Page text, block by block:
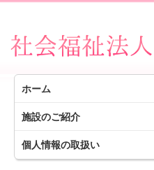
ホーム
施設のご紹介
個人情報の取扱い